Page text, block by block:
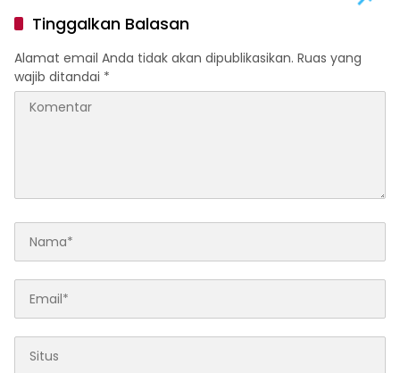
Tinggalkan Balasan
Alamat email Anda tidak akan dipublikasikan. Ruas yang
wajib ditandai *